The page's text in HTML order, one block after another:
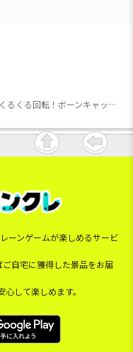
【Bブラウン】くるくる回転！ボーンキャッチダイナソー
ーンゲームが楽しめるサービ
自宅に獲得した景品をお届
して楽しめます。